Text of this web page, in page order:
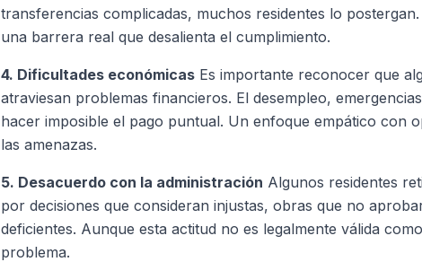
transferencias complicadas, muchos residentes lo
una barrera real que desalienta el cumplimiento.
4. Dificultades económicas Es importante reconocer que
atraviesan problemas financieros. El desempleo,
hacer imposible el pago puntual. Un enfoque empático con
las amenazas.
5. Desacuerdo con la administración Algunos residentes
por decisiones que consideran injustas, obras que no
deficientes. Aunque esta actitud no es legalmente válida
problema.